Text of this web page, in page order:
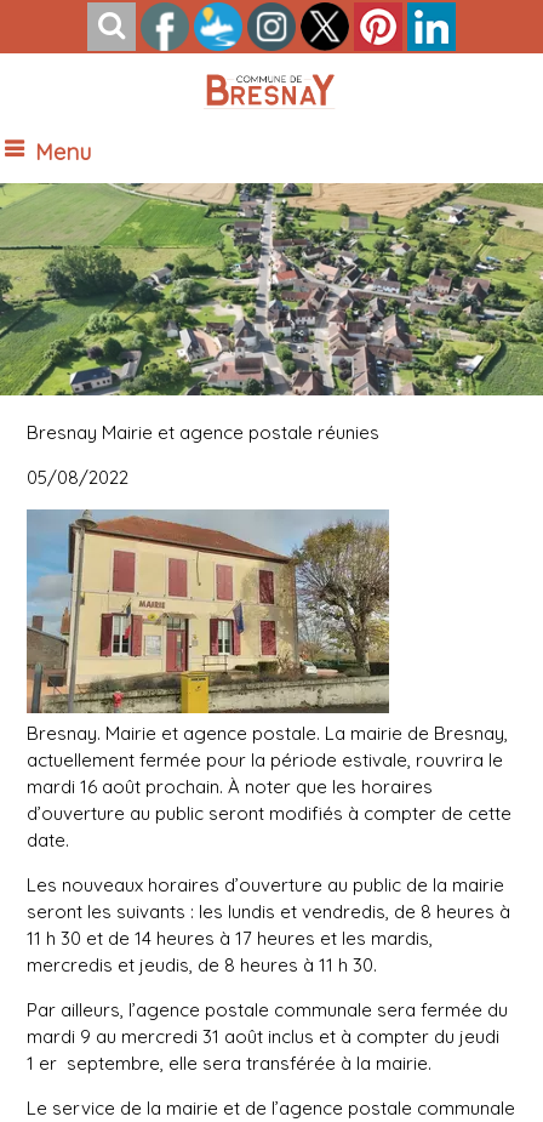
Menu
Bresnay Mairie et agence postale réunies
05/08/2022
Bresnay. Mairie et agence postale. La mairie de Bresnay,
actuellement fermée pour la période estivale, rouvrira le
mardi 16 août prochain. À noter que les horaires
d’ouverture au public seront modifiés à compter de cette
date.
Les nouveaux horaires d’ouverture au public de la mairie
seront les suivants : les lundis et vendredis, de 8 heures à
11 h 30 et de 14 heures à 17 heures et les mardis,
mercredis et jeudis, de 8 heures à 11 h 30.
Par ailleurs, l’agence postale communale sera fermée du
mardi 9 au mercredi 31 août inclus et à compter du jeudi
1 er septembre, elle sera transférée à la mairie.
Le service de la mairie et de l’agence postale communale